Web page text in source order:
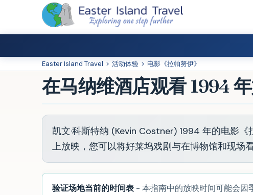
Easter Island Travel > 活动体验 > 电影《拉帕努伊》
在马纳维酒店观看 1994
凯文·科斯特纳 (Kevin Costner) 1994 年的电影
上放映，您可以将好莱坞戏剧与在博物馆和现场
验证场地当前的时间表 - 本指南中的放映时间可能会因